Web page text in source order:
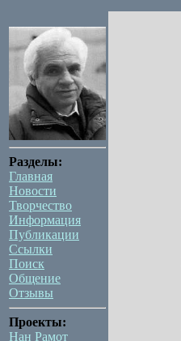
Разделы:
Главная
Новости
Творчество
Информация
Публикации
Ссылки
Поиск
Общение
Отзывы
Проекты:
Нан Рамот